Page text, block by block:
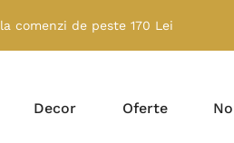
comenzi de peste 170 Lei
Decor Oferte